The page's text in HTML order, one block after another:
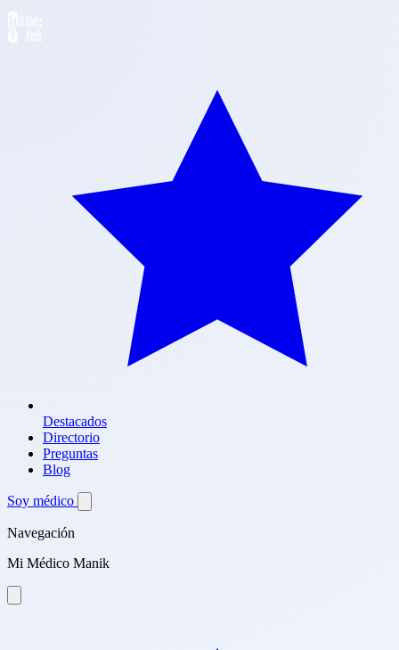
Destacados
Directorio
Preguntas
Blog
Soy médico
Navegación
Mi Médico Manik